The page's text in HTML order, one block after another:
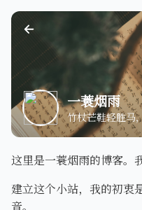
一蓑烟雨
竹杖芒鞋轻胜马
这里是一蓑烟雨的博客。
建立这个小站，我的初衷
音。